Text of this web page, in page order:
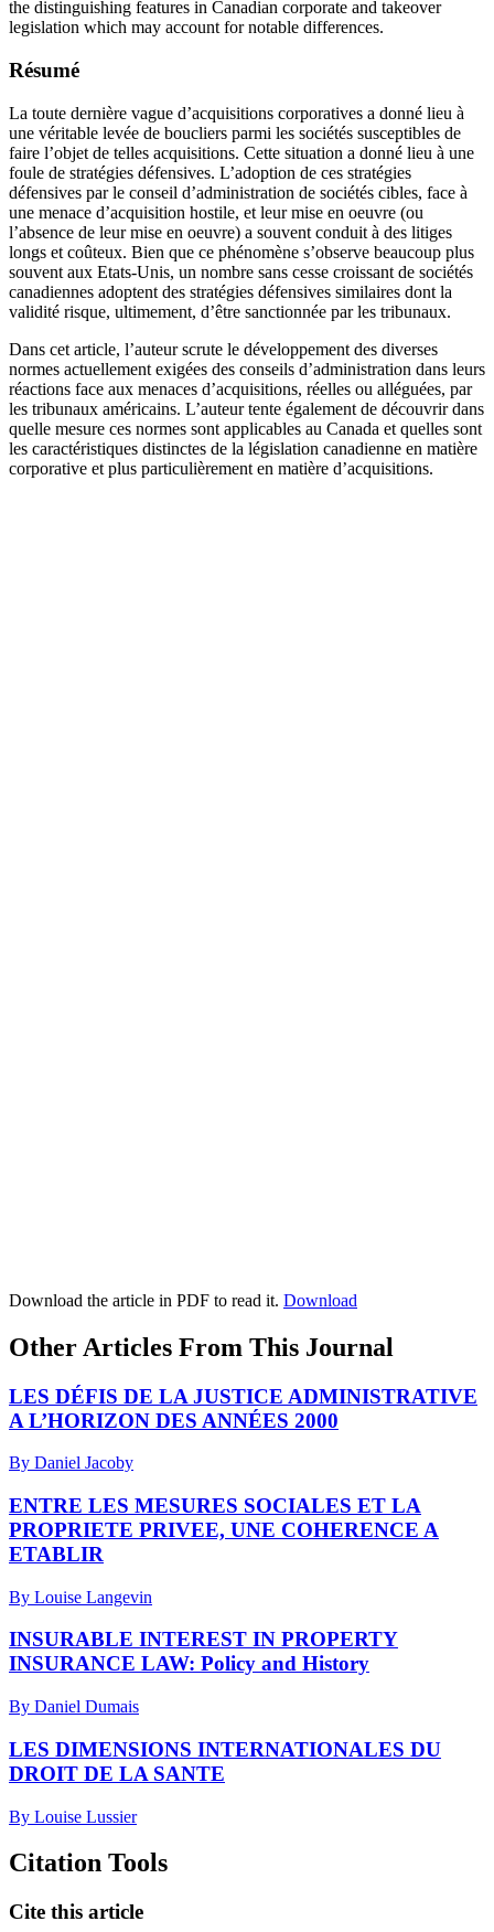
the distinguishing features in Canadian corporate and takeover
legislation which may account for notable differences.
Résumé
La toute dernière vague d’acquisitions corporatives a donné lieu à
une véritable levée de boucliers parmi les sociétés susceptibles de
faire l’objet de telles acquisitions. Cette situation a donné lieu à une
foule de stratégies défensives. L’adoption de ces stratégies
défensives par le conseil d’administration de sociétés cibles, face à
une menace d’acquisition hostile, et leur mise en oeuvre (ou
l’absence de leur mise en oeuvre) a souvent conduit à des litiges
longs et coûteux. Bien que ce phénomène s’observe beaucoup plus
souvent aux Etats-Unis, un nombre sans cesse croissant de sociétés
canadiennes adoptent des stratégies défensives similaires dont la
validité risque, ultimement, d’être sanctionnée par les tribunaux.
Dans cet article, l’auteur scrute le développement des diverses
normes actuellement exigées des conseils d’administration dans leurs
réactions face aux menaces d’acquisitions, réelles ou alléguées, par
les tribunaux américains. L’auteur tente également de découvrir dans
quelle mesure ces normes sont applicables au Canada et quelles sont
les caractéristiques distinctes de la législation canadienne en matière
corporative et plus particulièrement en matière d’acquisitions.
Download the article in PDF to read it. Download
Other Articles From This Journal
LES DÉFIS DE LA JUSTICE ADMINISTRATIVE
A L’HORIZON DES ANNÉES 2000
By Daniel Jacoby
ENTRE LES MESURES SOCIALES ET LA
PROPRIETE PRIVEE, UNE COHERENCE A
ETABLIR
By Louise Langevin
INSURABLE INTEREST IN PROPERTY
INSURANCE LAW: Policy and History
By Daniel Dumais
LES DIMENSIONS INTERNATIONALES DU
DROIT DE LA SANTE
By Louise Lussier
Citation Tools
Cite this article